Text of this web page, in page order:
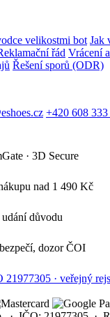
velikostmi bot Jak
řád Vrácení
Řešení sporů (ODR)
+420 608 333
· 3D Secure
nad 1 490 Kč
udání důvodu
dozor ČOI
21977305 · veřejný